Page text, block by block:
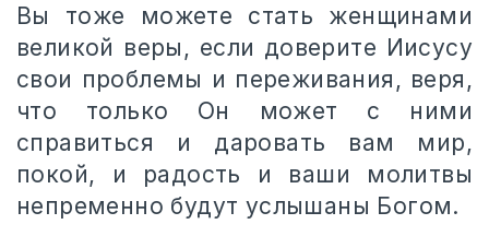
Вы тоже можете стать женщинами
великой веры, если доверите Иисусу
свои проблемы и переживания, веря,
что только Он может с ними
справиться и даровать вам мир,
покой, и радость и ваши молитвы
непременно будут услышаны Богом.